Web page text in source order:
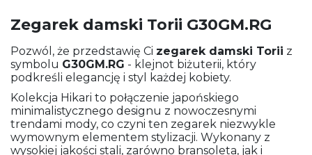
Zegarek damski Torii G30GM.RG
Pozwól, że przedstawię Ci zegarek damski Torii z
symbolu G30GM.RG - klejnot biżuterii, który
podkreśli elegancję i styl każdej kobiety.
Kolekcja Hikari to połączenie japońskiego
minimalistycznego designu z nowoczesnymi
trendami mody, co czyni ten zegarek niezwykle
wymownym elementem stylizacji. Wykonany z
wysokiej jakości stali, zarówno bransoleta, jak i